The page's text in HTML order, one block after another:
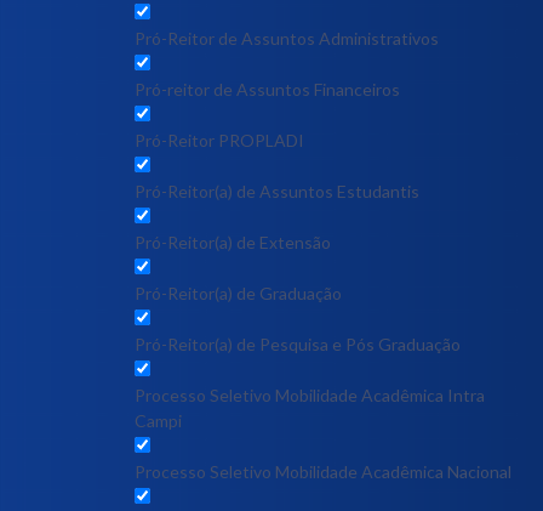
Pró-Reitor de Assuntos Administrativos
Pró-reitor de Assuntos Financeiros
Pró-Reitor PROPLADI
Pró-Reitor(a) de Assuntos Estudantis
Pró-Reitor(a) de Extensão
Pró-Reitor(a) de Graduação
Pró-Reitor(a) de Pesquisa e Pós Graduação
Processo Seletivo Mobilidade Acadêmica Intra
Campi
Processo Seletivo Mobilidade Acadêmica Nacional